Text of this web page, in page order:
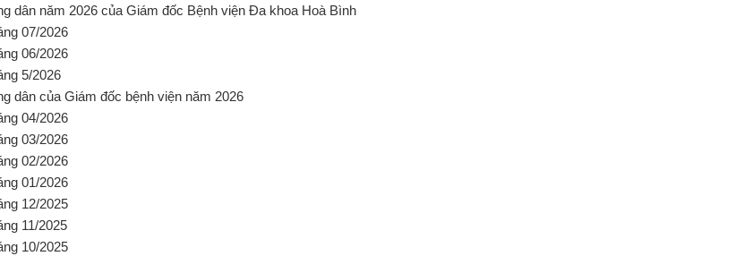
dân năm 2026 của Giám đốc Bệnh viện Đa khoa Hoà Bình
07/2026
06/2026
5/2026
dân của Giám đốc bệnh viện năm 2026
04/2026
03/2026
02/2026
01/2026
12/2025
11/2025
10/2025